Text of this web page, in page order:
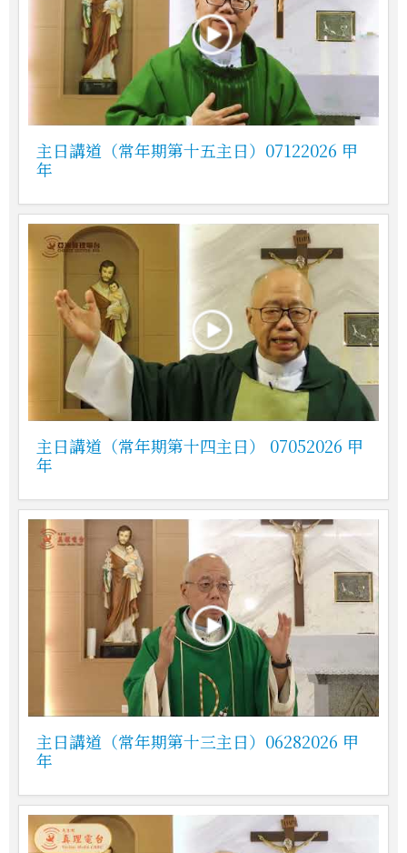
主日講道（常年期第十五主日）07122026 甲
年
主日講道（常年期第十四主日） 07052026 甲
年
主日講道（常年期第十三主日）06282026 甲
年